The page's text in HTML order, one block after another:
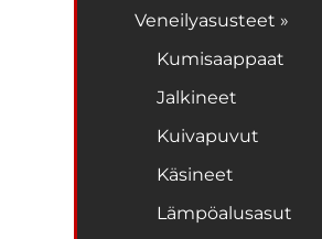
Veneilyasusteet »
Kumisaappaat
Jalkineet
Kuivapuvut
Käsineet
Lämpöalusasut